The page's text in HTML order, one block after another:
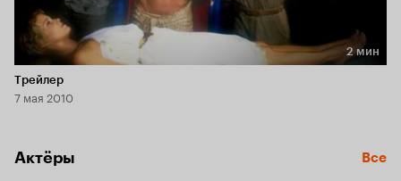
Длительность 2 мин
2 мин
Трейлер
7 мая 2010
Актёры Все